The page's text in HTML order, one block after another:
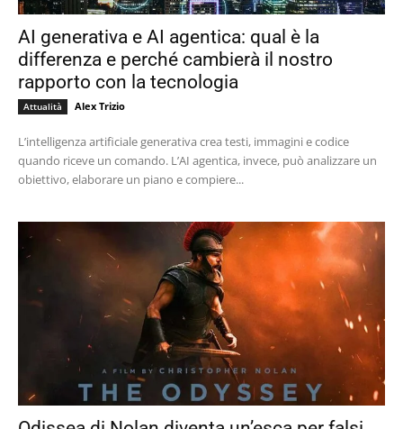
AI generativa e AI agentica: qual è la
differenza e perché cambierà il nostro
rapporto con la tecnologia
Attualità Alex Trizio
L’intelligenza artificiale generativa crea testi, immagini e codice
quando riceve un comando. L’AI agentica, invece, può analizzare un
obiettivo, elaborare un piano e compiere...